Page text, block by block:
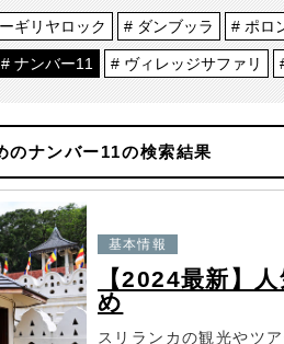
ギリヤロック ダンブッラ ポロ
ナンバー11 ヴィレッジサファリ
のナンバー11の検索結果
【2024最新】
め
基本情報
スリランカの観光やツ